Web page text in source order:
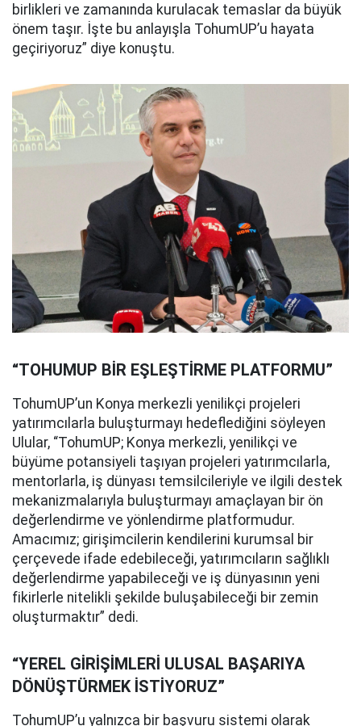
birlikleri ve zamanında kurulacak temaslar da büyük
önem taşır. İşte bu anlayışla TohumUP’u hayata
geçiriyoruz” diye konuştu.
“TOHUMUP BİR EŞLEŞTİRME PLATFORMU”
TohumUP’un Konya merkezli yenilikçi projeleri
yatırımcılarla buluşturmayı hedeflediğini söyleyen
Ulular, “TohumUP; Konya merkezli, yenilikçi ve
büyüme potansiyeli taşıyan projeleri yatırımcılarla,
mentorlarla, iş dünyası temsilcileriyle ve ilgili destek
mekanizmalarıyla buluşturmayı amaçlayan bir ön
değerlendirme ve yönlendirme platformudur.
Amacımız; girişimcilerin kendilerini kurumsal bir
çerçevede ifade edebileceği, yatırımcıların sağlıklı
değerlendirme yapabileceği ve iş dünyasının yeni
fikirlerle nitelikli şekilde buluşabileceği bir zemin
oluşturmaktır” dedi.
“YEREL GİRİŞİMLERİ ULUSAL BAŞARIYA
DÖNÜŞTÜRMEK İSTİYORUZ”
TohumUP’u yalnızca bir başvuru sistemi olarak